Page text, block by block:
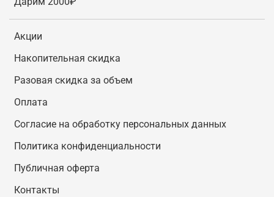
Акции
Накопительная скидка
Разовая скидка за объем
Оплата
Согласие на обработку персональных данных
Политика конфиденциальности
Публичная оферта
Контакты